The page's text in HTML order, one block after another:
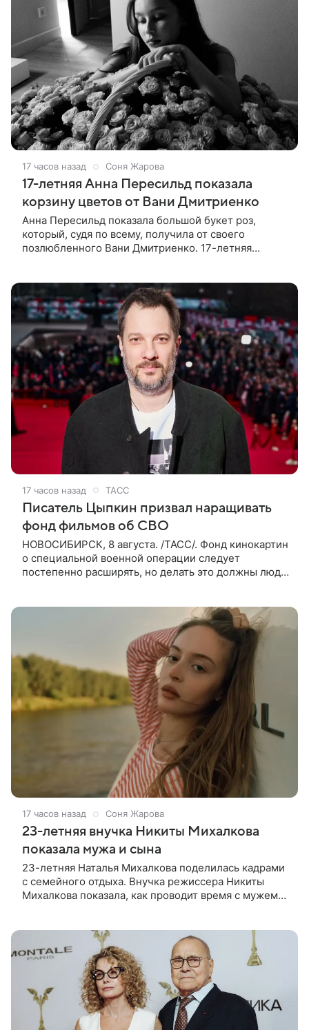
17 часов назад Соня Жарова
17-летняя Анна Пересильд показала
корзину цветов от Вани Дмитриенко
Анна Пересильд показала большой букет роз,
который, судя по всему, получилa от своего
позлюбленного Вани Дмитриенко. 17-летняя
17 часов назад ТАСС
Писатель Цыпкин призвал наращивать
фонд фильмов об СВО
НОВОСИБИРСК, 8 августа. /ТАСС/. Фонд кинокартин
о специальной военной операции следует
постепенно расширять, но делать это должны люди,
17 часов назад Соня Жарова
23-летняя внучка Никиты Михалкова
показала мужа и сына
23-летняя Наталья Михалкова поделилась кадрами
с семейного отдыха. Внучка режиссера Никиты
Михалкова показала, как проводит время с мужем